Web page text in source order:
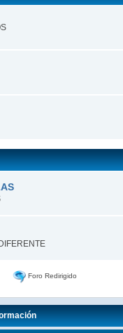
Foro Redirigido